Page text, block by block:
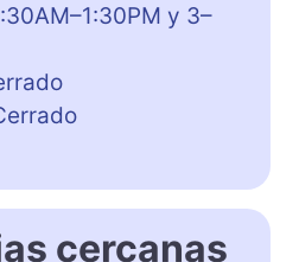
y 3–
cercanas